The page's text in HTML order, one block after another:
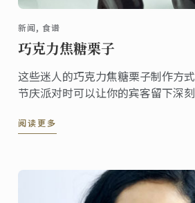
新闻, 食谱
巧克力焦糖栗子
这些迷人的巧克力焦糖栗子制作方
节庆派对时可以让你的宾客留下深
chocolate 珍藏版找到此食谱。
阅读更多